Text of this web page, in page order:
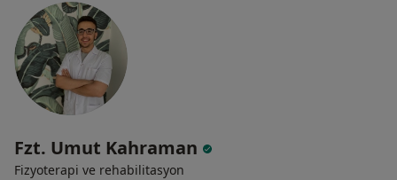
Fzt. Umut Kahraman
Fizyoterapi ve rehabilitasyon